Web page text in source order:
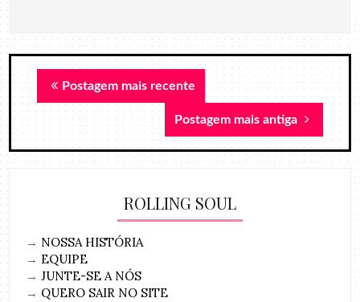
Postagem mais recente
Postagem mais antiga
ROLLING SOUL
→ NOSSA HISTÓRIA
→ EQUIPE
→JUNTE-SE A NÓS
→ QUERO SAIR NO SITE